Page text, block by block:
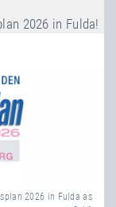
2026 in Fulda!
2026 in Fulda as